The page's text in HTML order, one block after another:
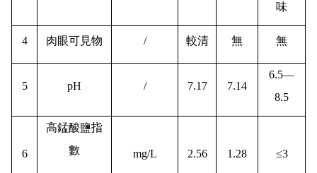
味
4 肉眼可見物 / 較清 無 無
5 pH / 7.17 7.14
6.5—
8.5
6
高錳酸鹽指
數
mg/L 2.56 1.28 ≤3